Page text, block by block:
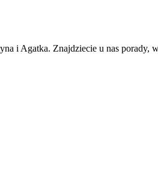
i Agatka. Znajdziecie u nas porady,